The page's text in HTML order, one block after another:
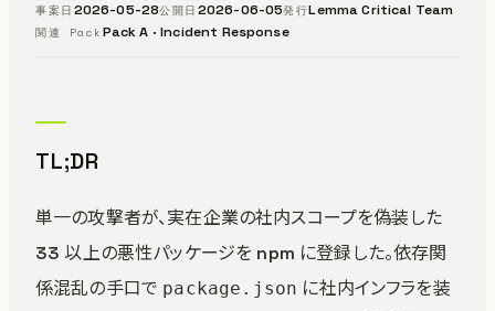
事案日 2026-05-28公開日 2026-06-05発行Lemma Critical Team
関連 Pack Pack A · Incident Response
TL;DR
単一の攻撃者が、実在企業の社内スコープを偽装した
33 以上の悪性パッケージを npm に登録した。依存関
係混乱の手口で package.json に社内インフラを装